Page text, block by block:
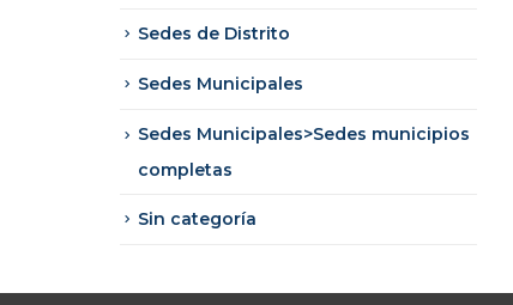
Sedes de Distrito
Sedes Municipales
Sedes Municipales>Sedes municipios
completas
Sin categoría